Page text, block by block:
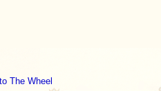
The Wheel